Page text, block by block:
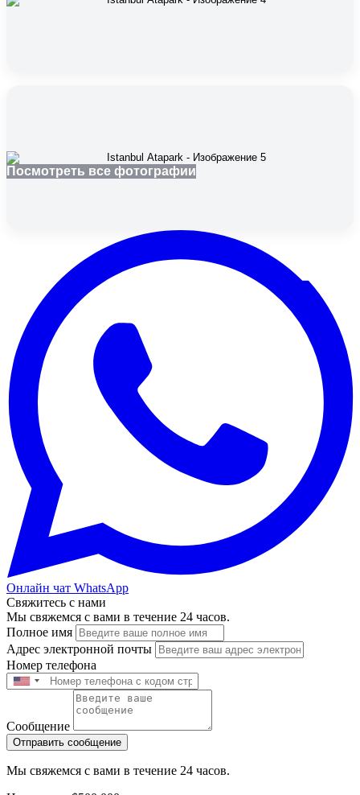
Посмотреть все фотографии
Онлайн чат WhatsApp
Свяжитесь с нами
Мы свяжемся с вами в течение 24 часов.
Полное имя
Адрес электронной почты
Номер телефона
Сообщение
Отправить сообщение
Мы свяжемся с вами в течение 24 часов.